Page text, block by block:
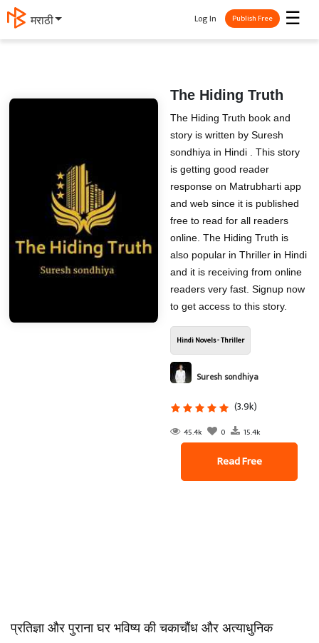
मराठी ☰
Log In Publish Free
The Hiding Truth
The Hiding Truth book and
story is written by Suresh
sondhiya in Hindi . This story
is getting good reader
response on Matrubharti app
and web since it is published
free to read for all readers
online. The Hiding Truth is
also popular in Thriller in Hindi
and it is receiving from online
readers very fast. Signup now
to get access to this story.
Hindi Novels - Thriller
Suresh sondhiya
(3.9k)
45.4k 0 15.4k
Read Free
प्रतिज्ञा और पुराना घर भविष्य की चकाचौंध और अत्याधुनिक